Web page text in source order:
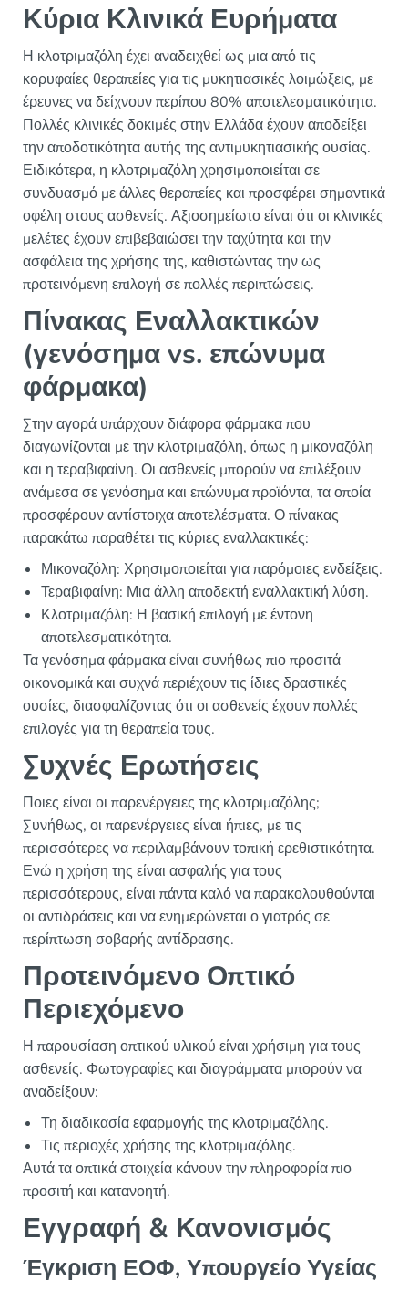
Κύρια Κλινικά Ευρήματα
Η κλοτριμαζόλη έχει αναδειχθεί ως μια από τις
κορυφαίες θεραπείες για τις μυκητιασικές λοιμώξεις, με
έρευνες να δείχνουν περίπου 80% αποτελεσματικότητα.
Πολλές κλινικές δοκιμές στην Ελλάδα έχουν αποδείξει
την αποδοτικότητα αυτής της αντιμυκητιασικής ουσίας.
Ειδικότερα, η κλοτριμαζόλη χρησιμοποιείται σε
συνδυασμό με άλλες θεραπείες και προσφέρει σημαντικά
οφέλη στους ασθενείς. Αξιοσημείωτο είναι ότι οι κλινικές
μελέτες έχουν επιβεβαιώσει την ταχύτητα και την
ασφάλεια της χρήσης της, καθιστώντας την ως
προτεινόμενη επιλογή σε πολλές περιπτώσεις.
Πίνακας Εναλλακτικών
(γενόσημα vs. επώνυμα
φάρμακα)
Στην αγορά υπάρχουν διάφορα φάρμακα που
διαγωνίζονται με την κλοτριμαζόλη, όπως η μικοναζόλη
και η τεραβιφαίνη. Οι ασθενείς μπορούν να επιλέξουν
ανάμεσα σε γενόσημα και επώνυμα προϊόντα, τα οποία
προσφέρουν αντίστοιχα αποτελέσματα. Ο πίνακας
παρακάτω παραθέτει τις κύριες εναλλακτικές:
Μικοναζόλη: Χρησιμοποιείται για παρόμοιες ενδείξεις.
Τεραβιφαίνη: Μια άλλη αποδεκτή εναλλακτική λύση.
Κλοτριμαζόλη: Η βασική επιλογή με έντονη
αποτελεσματικότητα.
Τα γενόσημα φάρμακα είναι συνήθως πιο προσιτά
οικονομικά και συχνά περιέχουν τις ίδιες δραστικές
ουσίες, διασφαλίζοντας ότι οι ασθενείς έχουν πολλές
επιλογές για τη θεραπεία τους.
Συχνές Ερωτήσεις
Ποιες είναι οι παρενέργειες της κλοτριμαζόλης;
Συνήθως, οι παρενέργειες είναι ήπιες, με τις
περισσότερες να περιλαμβάνουν τοπική ερεθιστικότητα.
Ενώ η χρήση της είναι ασφαλής για τους
περισσότερους, είναι πάντα καλό να παρακολουθούνται
οι αντιδράσεις και να ενημερώνεται ο γιατρός σε
περίπτωση σοβαρής αντίδρασης.
Προτεινόμενο Οπτικό
Περιεχόμενο
Η παρουσίαση οπτικού υλικού είναι χρήσιμη για τους
ασθενείς. Φωτογραφίες και διαγράμματα μπορούν να
αναδείξουν:
Τη διαδικασία εφαρμογής της κλοτριμαζόλης.
Τις περιοχές χρήσης της κλοτριμαζόλης.
Αυτά τα οπτικά στοιχεία κάνουν την πληροφορία πιο
προσιτή και κατανοητή.
Εγγραφή & Κανονισμός
Έγκριση ΕΟΦ, Υπουργείο Υγείας